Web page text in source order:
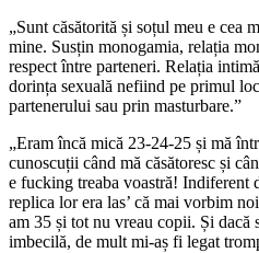
„Sunt căsătorită și soțul meu e cea
mine. Susțin monogamia, relația
respect între parteneri. Relația
dorința sexuală nefiind pe primul
partenerului sau prin masturbare.”
„Eram încă mică 23-24-25 și mă
cunoscuții când mă căsătoresc și
e fucking treaba voastră! Indiferent
replica lor era las’ că mai vorbim
am 35 și tot nu vreau copii. Și dacă
imbecilă, de mult mi-aș fi legat